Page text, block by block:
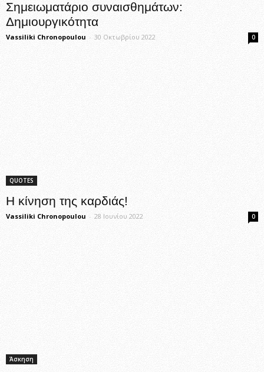
Σημειωματάριο συναισθημάτων:
Δημιουργικότητα
Vassiliki Chronopoulou - 30 Οκτωβρίου 2022 0
QUOTES
Η κίνηση της καρδιάς!
Vassiliki Chronopoulou - 28 Ιουνίου 2022 0
Άσκηση